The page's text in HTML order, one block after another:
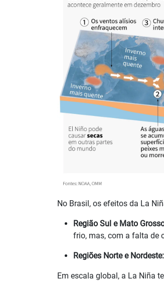
No Brasil, os efeitos da La
Região Sul e Mato
frio, mas, com a falta de
Regiões Norte e Nordeste:
Em escala global, a La Niña